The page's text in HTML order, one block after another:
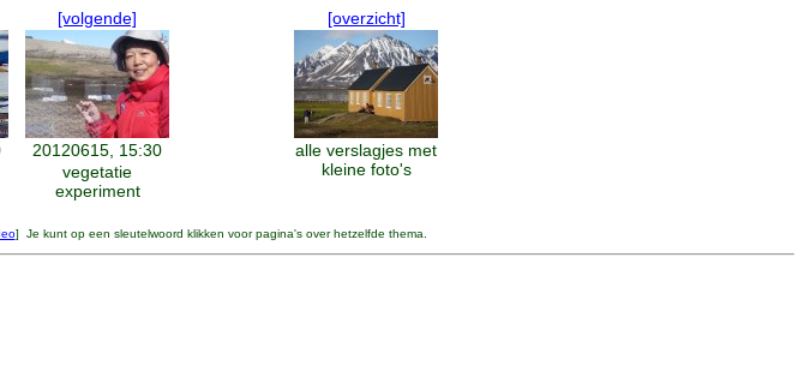
[volgende] [overzicht]
20120615, 15:30
alle verslagjes met
kleine foto's
vegetatie
experiment
] Je kunt op een sleutelwoord klikken voor pagina's over hetzelfde thema.